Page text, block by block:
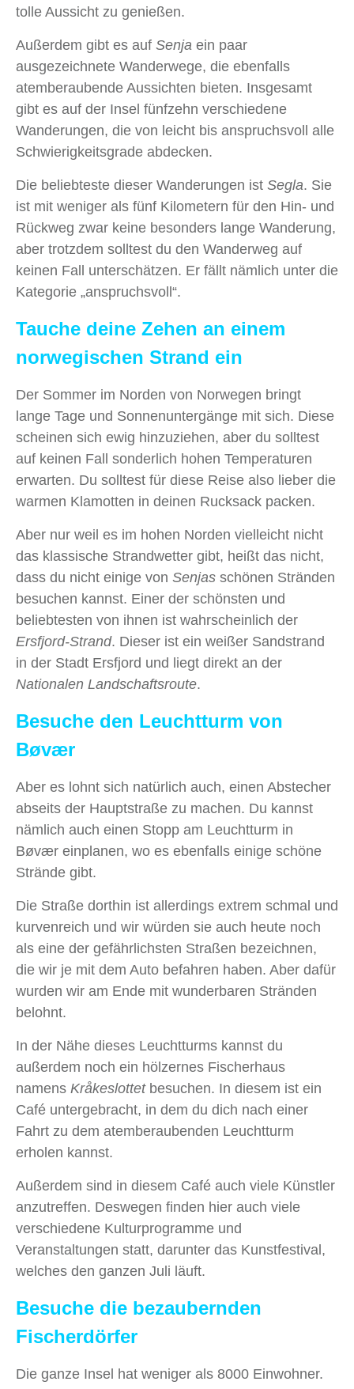
tolle Aussicht zu genießen.
Außerdem gibt es auf Senja ein paar
ausgezeichnete Wanderwege, die ebenfalls
atemberaubende Aussichten bieten. Insgesamt
gibt es auf der Insel fünfzehn verschiedene
Wanderungen, die von leicht bis anspruchsvoll alle
Schwierigkeitsgrade abdecken.
Die beliebteste dieser Wanderungen ist Segla. Sie
ist mit weniger als fünf Kilometern für den Hin- und
Rückweg zwar keine besonders lange Wanderung,
aber trotzdem solltest du den Wanderweg auf
keinen Fall unterschätzen. Er fällt nämlich unter die
Kategorie „anspruchsvoll“.
Tauche deine Zehen an einem
norwegischen Strand ein
Der Sommer im Norden von Norwegen bringt
lange Tage und Sonnenuntergänge mit sich. Diese
scheinen sich ewig hinzuziehen, aber du solltest
auf keinen Fall sonderlich hohen Temperaturen
erwarten. Du solltest für diese Reise also lieber die
warmen Klamotten in deinen Rucksack packen.
Aber nur weil es im hohen Norden vielleicht nicht
das klassische Strandwetter gibt, heißt das nicht,
dass du nicht einige von Senjas schönen Stränden
besuchen kannst. Einer der schönsten und
beliebtesten von ihnen ist wahrscheinlich der
Ersfjord-Strand. Dieser ist ein weißer Sandstrand
in der Stadt Ersfjord und liegt direkt an der
Nationalen Landschaftsroute.
Besuche den Leuchtturm von
Bøvær
Aber es lohnt sich natürlich auch, einen Abstecher
abseits der Hauptstraße zu machen. Du kannst
nämlich auch einen Stopp am Leuchtturm in
Bøvær einplanen, wo es ebenfalls einige schöne
Strände gibt.
Die Straße dorthin ist allerdings extrem schmal und
kurvenreich und wir würden sie auch heute noch
als eine der gefährlichsten Straßen bezeichnen,
die wir je mit dem Auto befahren haben. Aber dafür
wurden wir am Ende mit wunderbaren Stränden
belohnt.
In der Nähe dieses Leuchtturms kannst du
außerdem noch ein hölzernes Fischerhaus
namens Kråkeslottetbesuchen. In diesem ist ein
Café untergebracht, in dem du dich nach einer
Fahrt zu dem atemberaubenden Leuchtturm
erholen kannst.
Außerdem sind in diesem Café auch viele Künstler
anzutreffen. Deswegen finden hier auch viele
verschiedene Kulturprogramme und
Veranstaltungen statt, darunter das Kunstfestival,
welches den ganzen Juli läuft.
Besuche die bezaubernden
Fischerdörfer
Die ganze Insel hat weniger als 8000 Einwohner.